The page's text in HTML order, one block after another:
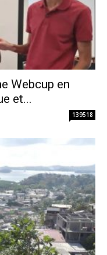
Webcup en
et...
139518